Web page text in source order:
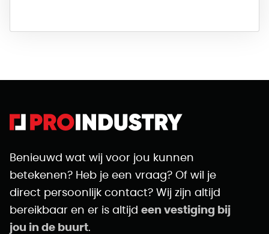
Benieuwd wat wij voor jou kunnen
betekenen? Heb je een vraag? Of wil je
direct persoonlijk contact? Wij zijn altijd
bereikbaar en er is altijd een vestiging bij
jou in de buurt.